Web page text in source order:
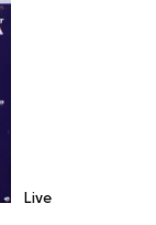
Live